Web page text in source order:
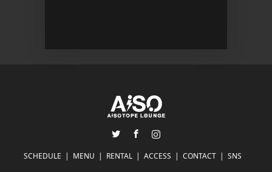
Instagram
SCHEDULE MENU RENTAL ACCESS CONTACT SNS